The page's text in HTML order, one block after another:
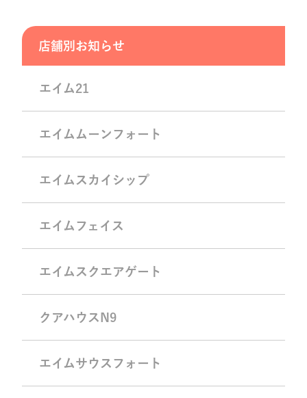
店舗別お知らせ
エイム21
エイムムーンフォート
エイムスカイシップ
エイムフェイス
エイムスクエアゲート
クアハウスN9
エイムサウスフォート